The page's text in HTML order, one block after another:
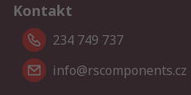
Kontakt
234 749 737
info@rscomponents.cz